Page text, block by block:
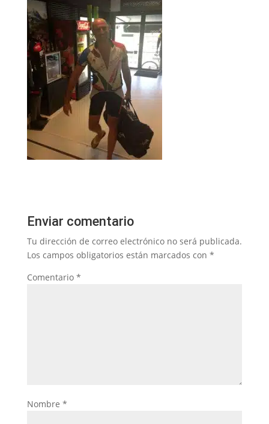
Enviar comentario
Tu dirección de correo electrónico no será publicada.
Los campos obligatorios están marcados con *
Comentario *
Nombre *